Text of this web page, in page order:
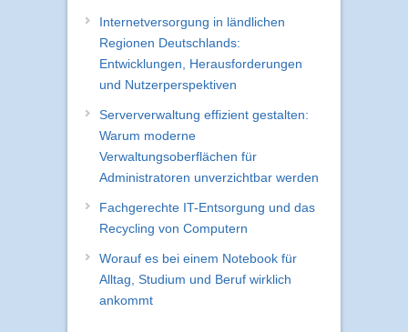
Internetversorgung in ländlichen
Regionen Deutschlands:
Entwicklungen, Herausforderungen
und Nutzerperspektiven
Serververwaltung effizient gestalten:
Warum moderne
Verwaltungsoberflächen für
Administratoren unverzichtbar werden
Fachgerechte IT-Entsorgung und das
Recycling von Computern
Worauf es bei einem Notebook für
Alltag, Studium und Beruf wirklich
ankommt